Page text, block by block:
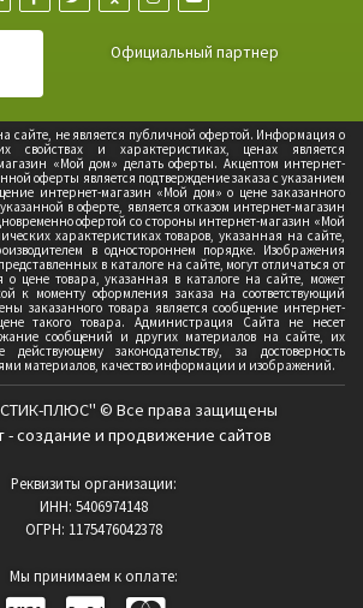
Официальный партнер
сайте, не является публичной офертой. Информация о
свойствах и характеристиках, ценах является
«Мой дом» делать оферты. Акцептом интернет-
оферты является подтверждение заказа с указанием
интернет-магазин «Мой дом» о цене заказанного
в оферте, является отказом интернет-магазин
офертой со стороны интернет-магазин «Мой
характеристиках товаров, указанная на сайте,
в одностороннем порядке. Изображения
в каталоге на сайте, могут отличаться от
цене товара, указанная в каталоге на сайте, может
к моменту оформления заказа на соответствующий
заказанного товара является сообщение интернет-
такого товара. Администрация Сайта не несет
сообщений и других материалов на сайте, их
действующему законодательству, за достоверность
материалов, качество информации и изображений.
ПЛЮС" © Все права защищены
- создание и продвижение сайтов
Реквизиты организации:
ИНН: 5406974148
ОГРН: 1175476042378
Мы принимаем к оплате: